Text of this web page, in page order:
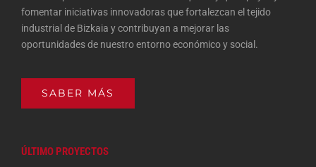
fomentar iniciativas innovadoras que fortalezcan el tejido
industrial de Bizkaia y contribuyan a mejorar las
oportunidades de nuestro entorno económico y social.
SABER MÁS
ÚLTIMO PROYECTOS